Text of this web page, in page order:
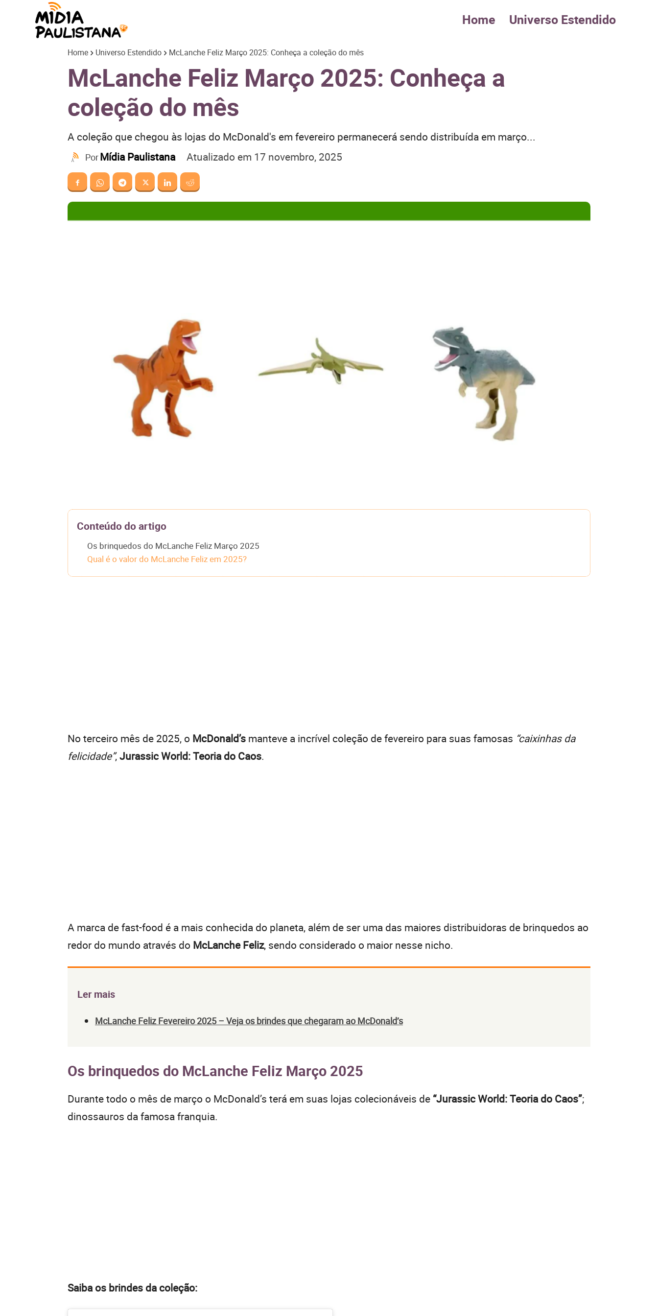
Paulistana
Home Universo Estendido
Home Universo Estendido McLanche Feliz Março 2025: Conheça a coleção do mês
McLanche Feliz Março 2025: Conheça a
coleção do mês
A coleção que chegou às lojas do McDonald's em fevereiro permanecerá sendo distribuída em março...
PorMídia Paulistana Atualizado em 17 novembro, 2025
Conteúdo do artigo
Os brinquedos do McLanche Feliz Março 2025
Qual é o valor do McLanche Feliz em 2025?
No terceiro mês de 2025, o McDonald’s manteve a incrível coleção de fevereiro para suas famosas “caixinhas da
felicidade”,Jurassic World: Teoria do Caos.
A marca de fast-food é a mais conhecida do planeta, além de ser uma das maiores distribuidoras de brinquedos ao
redor do mundo através do McLanche Feliz, sendo considerado o maior nesse nicho.
Ler mais
McLanche Feliz Fevereiro 2025 – Veja os brindes que chegaram ao McDonald’s
Os brinquedos do McLanche Feliz Março 2025
Durante todo o mês de março o McDonald’s terá em suas lojas colecionáveis de “Jurassic World: Teoria do Caos”;
dinossauros da famosa franquia.
Saiba os brindes da coleção: